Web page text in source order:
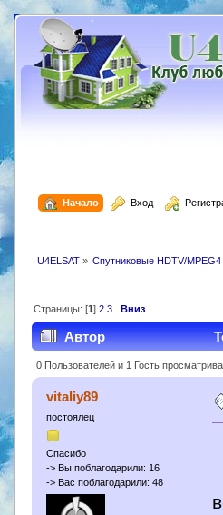
Начало Вход
U4ELSAT» Спутниковые HDTV/
Страницы: [1] 2 3 Вниз
Автор
0 Пользователей и 1 Гость
vitaliy89
постоялец
Спасибо
-> Вы поблагодарили: 16
-> Вас поблагодарили: 48